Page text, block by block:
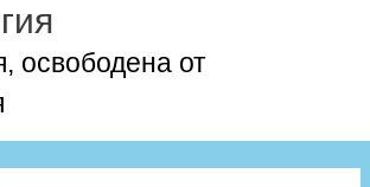
освободена от